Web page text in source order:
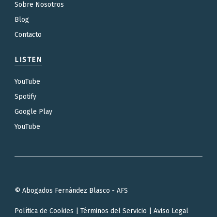
Sobre Nosotros
Blog
Contacto
LISTEN
YouTube
Spotify
Google Play
YouTube
© Abogados Fernández Blasco - AFS
Política de Cookies Términos del Servicio Aviso Legal